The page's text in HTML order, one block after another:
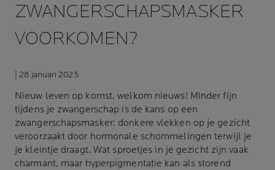
ZWANGERSCHAPSMASKER
VOORKOMEN?
| 28 januari 2025
Nieuw leven op komst, welkom nieuws! Minder fijn
tijdens je zwangerschap is de kans op een
zwangerschapsmasker: donkere vlekken op je gezicht
veroorzaakt door hormonale schommelingen terwijl je
je kleintje draagt. Wat sproetjes in je gezicht zijn vaak
charmant, maar hyperpigmentatie kan als storend